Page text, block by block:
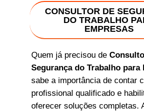
CONSULTOR DE
DO TRABALHO
EMPRESAS
Quem já precisou de
Segurança do Trabalho para
sabe a importância de contar
profissional qualificado e
oferecer soluções completas.